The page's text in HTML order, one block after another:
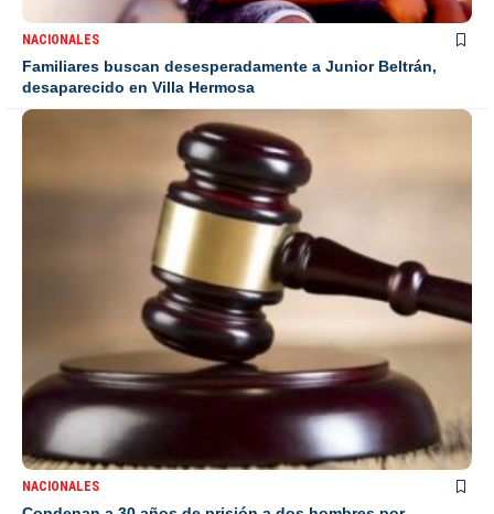
NACIONALES
Familiares buscan desesperadamente a Junior Beltrán,
desaparecido en Villa Hermosa
NACIONALES